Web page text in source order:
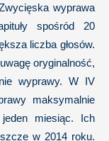
wyprawa
spośród 20
liczba głosów.
oryginalność,
wyprawy. W IV
maksymalnie
miesiąc. Ich
w 2014 roku.